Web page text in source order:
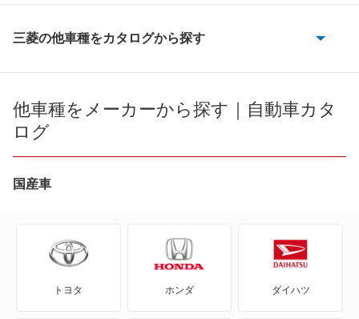
三菱の他車種をカタログから探す
eKカスタム
eKクラッシィ
eKクロス
eKスペース
eKスペース カスタム
他車種をメーカーから探す｜自動車カタ
ログ
国産車
トヨタ ホンダ ダイハツ